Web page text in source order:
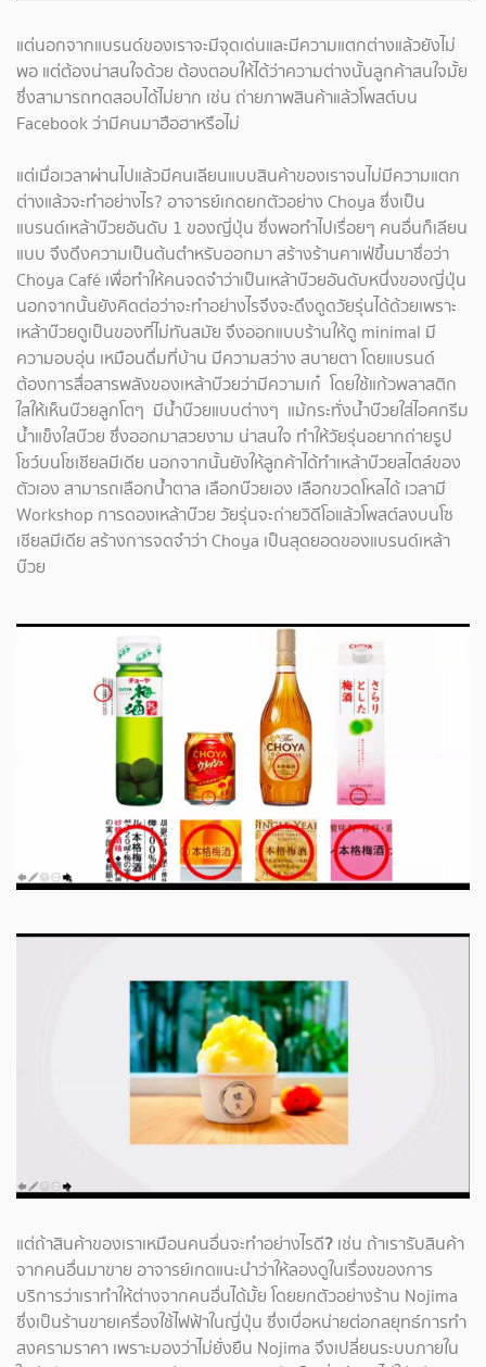
แต่นอกจากแบรนด์ของเราจะมีจุดเด่นและมีความแตกต่างแล้วยังไม่
พอ แต่ต้องน่าสนใจด้วย ต้องตอบให้ได้ว่าความต่างนั้นลูกค้าสนใจมั้ย
ซึ่งสามารถทดสอบได้ไม่ยาก เช่น ถ่ายภาพสินค้าแล้วโพสต์บน
Facebook ว่ามีคนมาฮือฮาหรือไม่
แต่เมื่อเวลาผ่านไปแล้วมีคนเลียนแบบสินค้าของเราจนไม่มีความแตก
ต่างแล้วจะทำอย่างไร? อาจารย์เกดยกตัวอย่าง Choya ซึ่งเป็น
แบรนด์เหล้าบ๊วยอันดับ 1 ของญี่ปุ่น ซึ่งพอทำไปเรื่อยๆ คนอื่นก็เลียน
แบบ จึงดึงความเป็นต้นตำหรับออกมา สร้างร้านคาเฟ่ขึ้นมาชื่อว่า
Choya Café เพื่อทำให้คนจดจำว่าเป็นเหล้าบ๊วยอันดับหนึ่งของญี่ปุ่น
นอกจากนั้นยังคิดต่อว่าจะทำอย่างไรจึงจะดึงดูดวัยรุ่นได้ด้วยเพราะ
เหล้าบ๊วยดูเป็นของที่ไม่ทันสมัย จึงออกแบบร้านให้ดู minimal มี
ความอบอุ่น เหมือนดื่มที่บ้าน มีความสว่าง สบายตา โดยแบรนด์
ต้องการสื่อสารพลังของเหล้าบ๊วยว่ามีความเก๋ โดยใช้แก้วพลาสติก
ใสให้เห็นบ๊วยลูกโตๆ มีน้ำบ๊วยแบบต่างๆ แม้กระทั่งน้ำบ๊วยใส่ไอศกรีม
น้ำแข็งใสบ๊วย ซึ่งออกมาสวยงาม น่าสนใจ ทำให้วัยรุ่นอยากถ่ายรูป
โชว์บนโซเชียลมีเดีย นอกจากนั้นยังให้ลูกค้าได้ทำเหล้าบ๊วยสไตล์ของ
ตัวเอง สามารถเลือกน้ำตาล เลือกบ๊วยเอง เลือกขวดโหลได้ เวลามี
Workshop การดองเหล้าบ๊วย วัยรุ่นจะถ่ายวิดีโอแล้วโพสต์ลงบนโซ
เชียลมีเดีย สร้างการจดจำว่า Choya เป็นสุดยอดของแบรนด์เหล้า
บ๊วย
แต่ถ้าสินค้าของเราเหมือนคนอื่นจะทำอย่างไรดี? เช่น ถ้าเรารับสินค้า
จากคนอื่นมาขาย อาจารย์เกดแนะนำว่าให้ลองดูในเรื่องของการ
บริการว่าเราทำให้ต่างจากคนอื่นได้มั้ย โดยยกตัวอย่างร้าน Nojima
ซึ่งเป็นร้านขายเครื่องใช้ไฟฟ้าในญี่ปุ่น ซึ่งเบื่อหน่ายต่อกลยุทธ์การทำ
สงครามราคา เพราะมองว่าไม่ยั่งยืน Nojima จึงเปลี่ยนระบบภายใน